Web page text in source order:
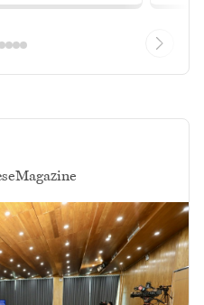
eMagazine